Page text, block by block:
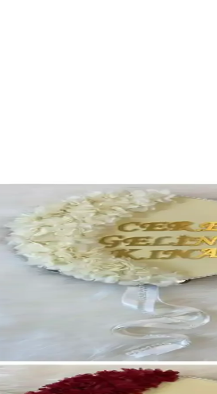
dekoratif kullanımıyla unutulmaz anlar
ve kullanıcı yorumlarıyla en
seçimi yapmanıza yardımcı